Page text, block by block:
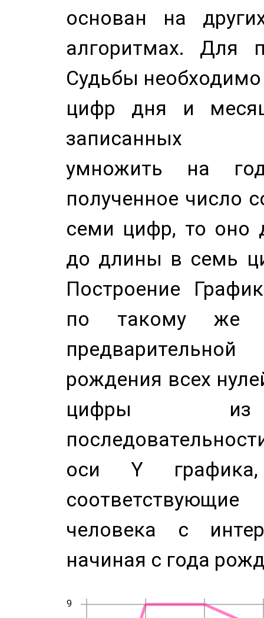
основан на
алгоритмах. Для
Судьбы
цифр дня и
записанных
умножить на
полученное число
семи цифр, то оно
до длины в семь
Построение
по такому же
рождения всех
цифры из
оси Y
человека с
начиная с года